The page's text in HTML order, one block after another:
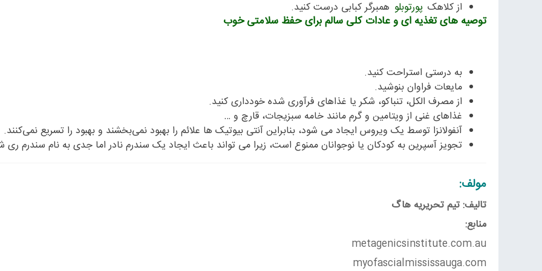
از کلاهک پورتوبلو همبرگر کبابی درست کنید.
توصیه های تغذیه ای و عادات کلی سالم برای حفظ سلامتی خوب
به درستی استراحت کنید.
مایعات فراوان بنوشید.
از مصرف الکل، تنباکو، شکر یا غذاهای فرآوری شده خودداری کنید.
غذاهای غنی از ویتامین و گرم مانند خامه سبزیجات، قارچ و …
آنفولانزا توسط یک ویروس ایجاد می شود، بنابراین آنتی بیوتیک ها علائم را بهبود نمی‌بخشند و بهبود را تسریع نمی‌کنند.
تجویز آسپرین به کودکان یا نوجوانان ممنوع است، زیرا می تواند باعث ایجاد یک سندرم نادر اما جدی به نام سندرم ری
مولف:
تالیف: تیم تحریریه هاگ
منابع:
metagenicsinstitute.com.au
myofascialmississauga.com